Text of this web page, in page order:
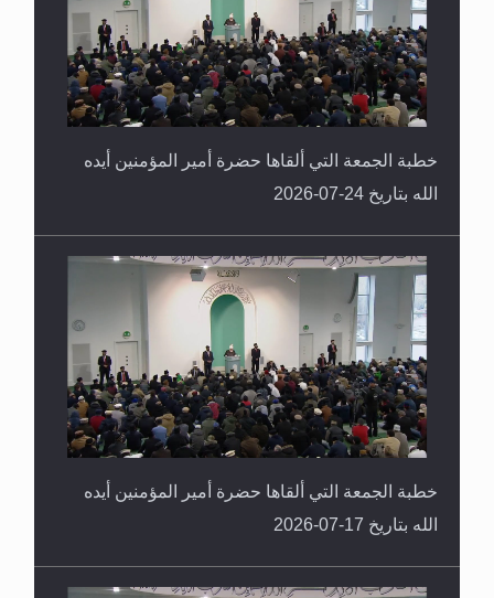
خطبة الجمعة التي ألقاها حضرة أمير المؤمنين أيده
الله بتاريخ 24-07-2026
خطبة الجمعة التي ألقاها حضرة أمير المؤمنين أيده
الله بتاريخ 17-07-2026